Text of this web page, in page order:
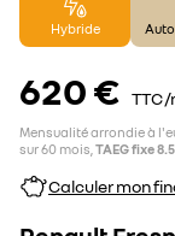
Hybride
620 € TTC
Mensualité arrondie à
sur 60 mois, TAEG fixe
Calculer mon